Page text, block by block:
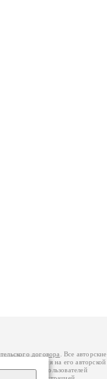
договора
. Все авторские
обратиться на его авторской
. Данные пользователей